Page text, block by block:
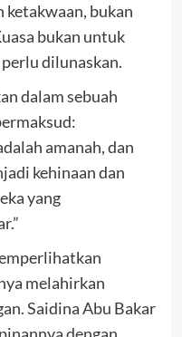
ketakwaan, bukan
bukan untuk
dilunaskan.
dalam sebuah
amanah, dan
kehinaan dan
yang
melahirkan
Saidina Abu Bakar